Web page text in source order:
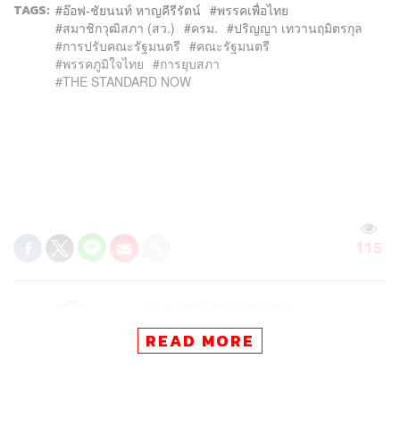
TAGS: อ๊อฟ-ชัยนนท์ หาญคีรีรัตน์
พรรคเพื่อไทย
สมาชิกวุฒิสภา (สว.)
ครม.
ปริญญา เทวานฤมิตรกุล
การปรับคณะรัฐมนตรี
คณะรัฐมนตรี
พรรคภูมิใจไทย
การยุบสภา
THE STANDARD NOW
115
THE STANDARD TEAM
กองบรรณาธิการ THE STANDARD
READ MORE